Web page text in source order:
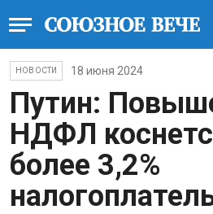
НОВОСТИ 18 июня 2024
Путин:
НДФЛ
более 3,2%